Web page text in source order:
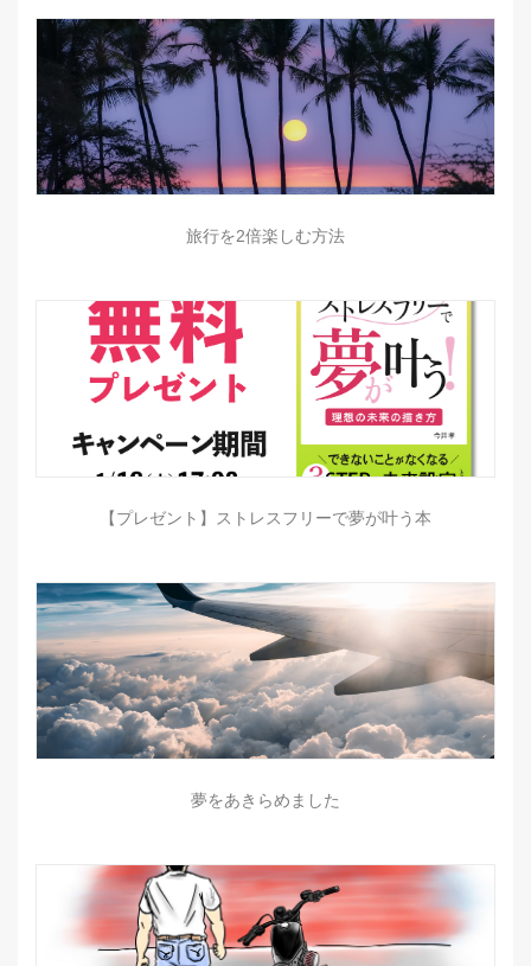
旅行を2倍楽しむ方法
【プレゼント】ストレスフリーで夢が叶う本
夢をあきらめました